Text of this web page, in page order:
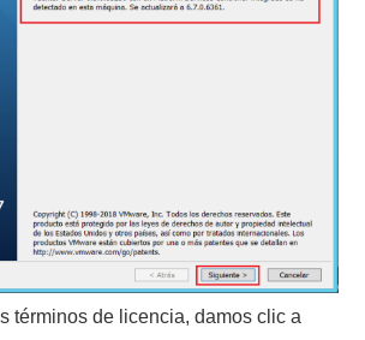
términos de licencia, damos clic a